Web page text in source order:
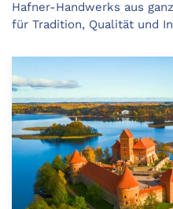
Hafner-Handwerks aus
für Tradition, Qualität und